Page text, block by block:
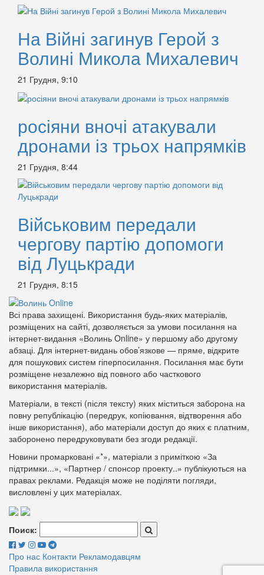
На Війні загинув Герой з
Волині Микола Михалевич
21 Грудня, 9:10
росіяни вночі атакували
дронами із трьох напрямків
21 Грудня, 8:44
Військовим передали
чергову партію допомоги
від Луцькради
21 Грудня, 8:15
Всі права захищені. Використання будь-яких матеріалів,
розміщених на сайті, дозволяється за умови посилання на
інтернет-видання «Волинь Online» у першому або другому
абзаці. Для інтернет-видань обов’язкове — пряме, відкрите
для пошукових систем гіперпосилання. Посилання має бути
розміщене незалежно від повного або часткового
використання матеріалів.
Матеріали, в тексті (після тексту) яких міститься заборона на
повну републікацію (передрук, копіювання, відтворення або
інше використання), або матеріали доступ до яких є платним,
заборонено передруковувати без згоди редакції.
Новини промарковані «*», матеріали з приміткою «За
підтримки...», «Партнер / спонсор проекту..» публікуються на
правах реклами. Редакція може не поділяти погляди,
висловлені у цих матеріалах.
Поиск:
Про нас Контакти Рекламодавцям
Правила використання